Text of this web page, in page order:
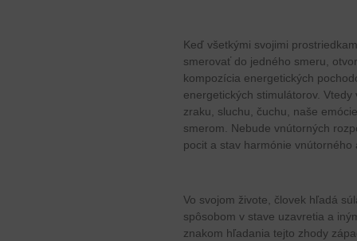
Keď všetkými svojimi
smerovať do jedného smeru,
kompozícia energetických
energetických stimulátorov.
zraku, sluchu, čuchu, naše
smerom. Nebude vnútorných
pocit a stav harmónie vnútorného
Vo svojom živote, človek hľadá
spôsobom v stave uzavretia a
znakom hľadania tejto zhody